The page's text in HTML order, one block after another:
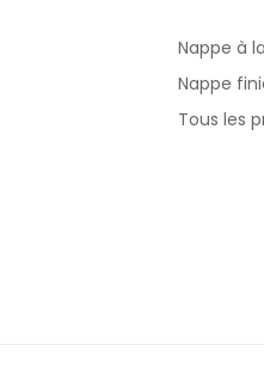
Nappe à
Nappe
Tous les